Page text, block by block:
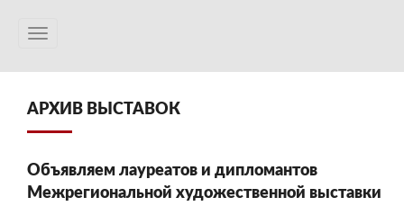
АРХИВ ВЫСТАВОК
Объявляем лауреатов и дипломантов
Межрегиональной художественной выставки